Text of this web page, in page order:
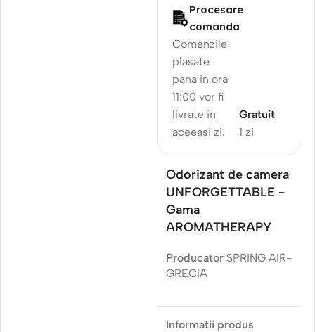
Procesare
comanda
Comenzile
plasate
pana in ora
11:00 vor fi
livrate in
aceeasi zi.
1 zi
Gratuit
Odorizant de camera
UNFORGETTABLE -
Gama
AROMATHERAPY
Producator SPRING AIR-
GRECIA
Informatii produs